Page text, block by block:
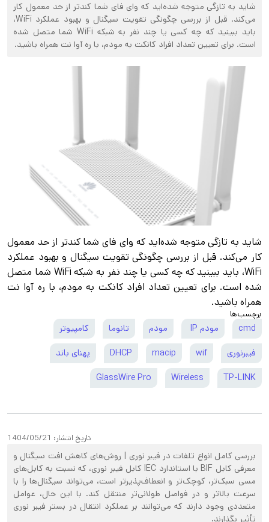
شاید به تازگی متوجه شده‌اید که وای فای شما کندتر از حد معمول کار
می‌کند. قبل از بررسی چگونگی تقویت سیگنال و بهبود عملکرد WiFi،
باید ببینید که چه کسی یا چند نفر به شبکه WiFi شما متصل شده
است. برای تعیین تعداد افراد کانکت به مودم، با ره آوا نت همراه باشید.
شاید به تازگی متوجه شده‌اید که وای فای شما کندتر از حد معمول
کار می‌کند. قبل از بررسی چگونگی تقویت سیگنال و بهبود عملکرد
WiFi، باید ببینید که چه کسی یا چند نفر به شبکه WiFi شما متصل
شده است. برای تعیین تعداد افراد کانکت به مودم، با ره آوا نت
همراه باشید.
برچسب‌ها
cmd مودم IP مودم تانوما کامپیوتر
فیبرنوری wif
macip
DHCP پهنای باند
TP-LINK
Wireless
GlassWire Pro
تاریخ انتشار: 1404/05/21
بررسی کامل انواع تلفات در فیبر نوری | روش‌های کاهش افت سیگنال و
معرفی کابل BIF با استاندارد IEC کابل فیبر نوری، که نسبت به کابل‌های
مسی سبک‌تر، کوچک‌تر و انعطاف‌پذیرتر است، می‌تواند سیگنال‌ها را با
سرعت بالاتر و در فواصل طولانی‌تر منتقل کند. با این حال، عوامل
متعددی وجود دارند که می‌توانند بر عملکرد انتقال در بستر فیبر نوری
تأثیر بگذارند.